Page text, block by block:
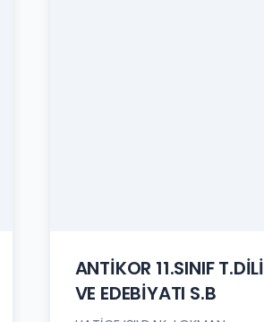
ANTİKOR 11.SINIF T.DİLİ
VE EDEBİYATI S.B